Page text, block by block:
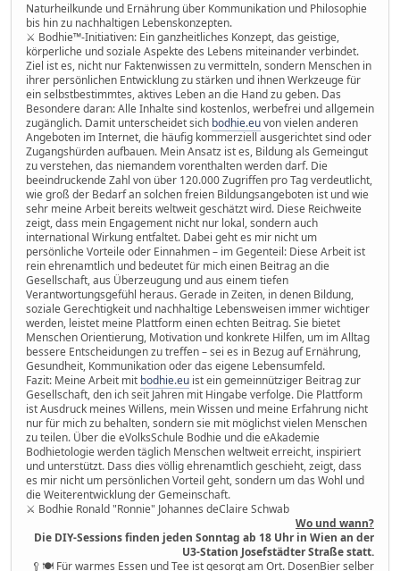
Naturheilkunde und Ernährung über Kommunikation und Philosophie
bis hin zu nachhaltigen Lebenskonzepten.
⚔ Bodhie™-Initiativen: Ein ganzheitliches Konzept, das geistige,
körperliche und soziale Aspekte des Lebens miteinander verbindet.
Ziel ist es, nicht nur Faktenwissen zu vermitteln, sondern Menschen in
ihrer persönlichen Entwicklung zu stärken und ihnen Werkzeuge für
ein selbstbestimmtes, aktives Leben an die Hand zu geben. Das
Besondere daran: Alle Inhalte sind kostenlos, werbefrei und allgemein
zugänglich. Damit unterscheidet sich bodhie.euvon vielen anderen
Angeboten im Internet, die häufig kommerziell ausgerichtet sind oder
Zugangshürden aufbauen. Mein Ansatz ist es, Bildung als Gemeingut
zu verstehen, das niemandem vorenthalten werden darf. Die
beeindruckende Zahl von über 120.000 Zugriffen pro Tag verdeutlicht,
wie groß der Bedarf an solchen freien Bildungsangeboten ist und wie
sehr meine Arbeit bereits weltweit geschätzt wird. Diese Reichweite
zeigt, dass mein Engagement nicht nur lokal, sondern auch
international Wirkung entfaltet. Dabei geht es mir nicht um
persönliche Vorteile oder Einnahmen – im Gegenteil: Diese Arbeit ist
rein ehrenamtlich und bedeutet für mich einen Beitrag an die
Gesellschaft, aus Überzeugung und aus einem tiefen
Verantwortungsgefühl heraus. Gerade in Zeiten, in denen Bildung,
soziale Gerechtigkeit und nachhaltige Lebensweisen immer wichtiger
werden, leistet meine Plattform einen echten Beitrag. Sie bietet
Menschen Orientierung, Motivation und konkrete Hilfen, um im Alltag
bessere Entscheidungen zu treffen – sei es in Bezug auf Ernährung,
Gesundheit, Kommunikation oder das eigene Lebensumfeld.
Fazit: Meine Arbeit mit bodhie.eu ist ein gemeinnütziger Beitrag zur
Gesellschaft, den ich seit Jahren mit Hingabe verfolge. Die Plattform
ist Ausdruck meines Willens, mein Wissen und meine Erfahrung nicht
nur für mich zu behalten, sondern sie mit möglichst vielen Menschen
zu teilen. Über die eVolksSchule Bodhie und die eAkademie
Bodhietologie werden täglich Menschen weltweit erreicht, inspiriert
und unterstützt. Dass dies völlig ehrenamtlich geschieht, zeigt, dass
es mir nicht um persönlichen Vorteil geht, sondern um das Wohl und
die Weiterentwicklung der Gemeinschaft.
⚔ Bodhie Ronald "Ronnie" Johannes deClaire Schwab
Wo und wann?
Die DIY-Sessions finden jeden Sonntag ab 18 Uhr in Wien an der
U3-Station Josefstädter Straße statt.
🥄🍽 Für warmes Essen und Tee ist gesorgt am Ort. DosenBier selber